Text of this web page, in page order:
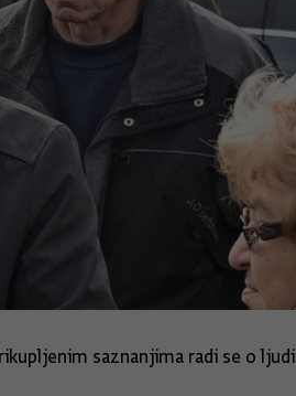
saznanjima radi se o